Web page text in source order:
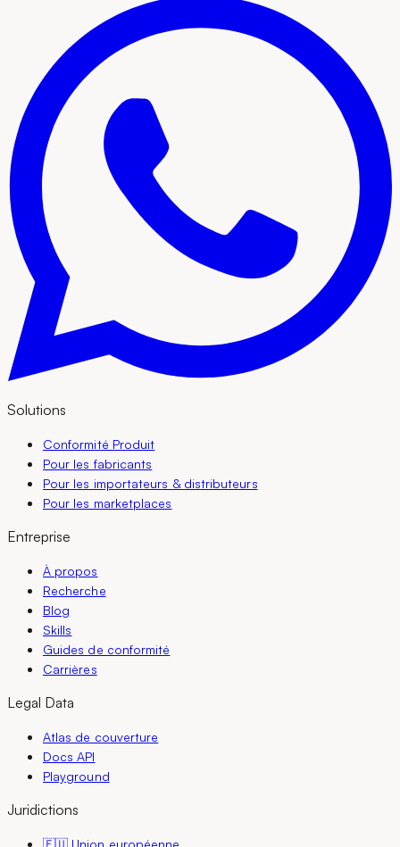
Solutions
Conformité Produit
Pour les fabricants
Pour les importateurs & distributeurs
Pour les marketplaces
Entreprise
À propos
Recherche
Blog
Skills
Guides de conformité
Carrières
Legal Data
Atlas de couverture
Docs API
Playground
Juridictions
🇪🇺 Union européenne